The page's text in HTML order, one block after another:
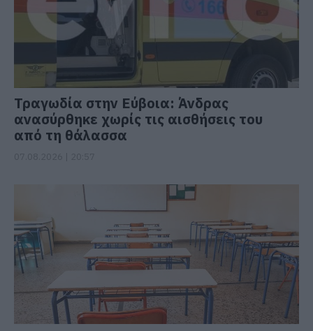
Τραγωδία στην Εύβοια: Άνδρας
ανασύρθηκε χωρίς τις αισθήσεις του
από τη θάλασσα